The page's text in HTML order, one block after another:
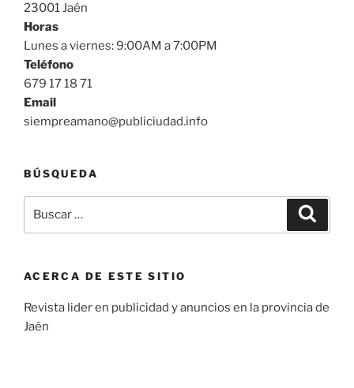
23001 Jaén
Horas
Lunes a viernes: 9:00AM a 7:00PM
Teléfono
679 17 18 71
Email
siempreamano@publiciudad.info
BÚSQUEDA
por:
ACERCA DE ESTE SITIO
Revista lider en publicidad y anuncios en la provincia de
Jaén